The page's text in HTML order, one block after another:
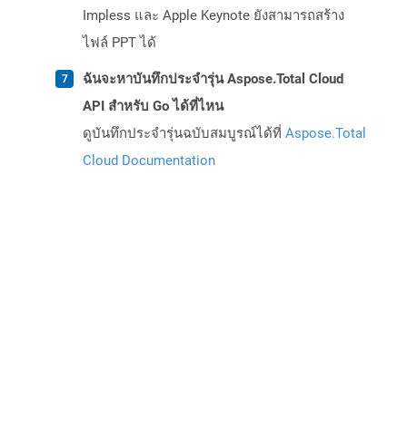
Impless และ Apple Keynote ยังสามารถสร้าง
ไฟล์ PPT ได้
ฉันจะหาบันทึกประจำรุ่น Aspose.Total Cloud
API สำหรับ Go ได้ที่ไหน
ดูบันทึกประจำรุ่นฉบับสมบูรณ์ได้ที่ Aspose.Total
Cloud Documentation